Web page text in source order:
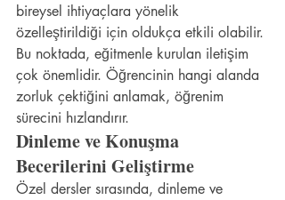
bireysel ihtiyaçlara yönelik
özelleştirildiği için oldukça etkili olabilir.
Bu noktada, eğitmenle kurulan iletişim
çok önemlidir. Öğrencinin hangi alanda
zorluk çektiğini anlamak, öğrenim
sürecini hızlandırır.
Dinleme ve Konuşma
Becerilerini Geliştirme
Özel dersler sırasında, dinleme ve